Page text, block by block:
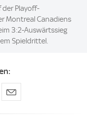
der Playoff-
Montreal Canadiens
3:2-Auswärtssieg
Spieldrittel.